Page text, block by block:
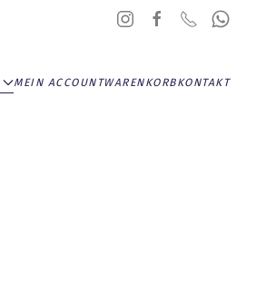
MEIN ACCOUNTWARENKORBKONTAKT